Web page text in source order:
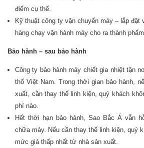
điểm cụ thể.
Kỹ thuật công ty vận chuyển máy – lắp đặt
hàng chạy vận hành máy cho ra thành
Bảo hành – sau bảo hành
Công ty bảo hành máy chiết gia nhiệt tận
thổ Việt Nam. Trong thời gian bảo hành,
xuất, cần thay thế linh kiện, quý khách
phí nào.
Hết thời hạn bảo hành, Sao Bắc Á vẫn
chữa máy. Nếu cần thay thế linh kiện, quý
mức giá thấp nhất từ nhà sản xuất.